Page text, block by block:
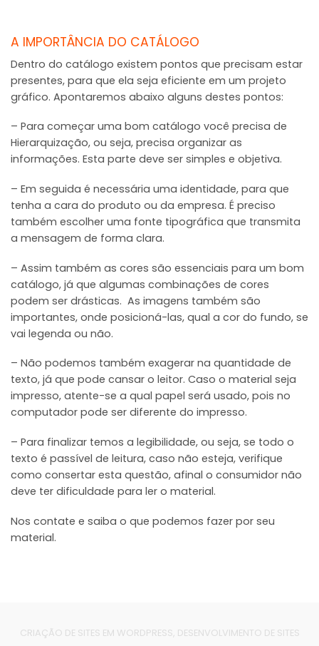
A IMPORTÂNCIA DO CATÁLOGO
Dentro do catálogo existem pontos que precisam estar
presentes, para que ela seja eficiente em um projeto
gráfico. Apontaremos abaixo alguns destes pontos:
– Para começar uma bom catálogo você precisa de
Hierarquização, ou seja, precisa organizar as
informações. Esta parte deve ser simples e objetiva.
– Em seguida é necessária uma identidade, para que
tenha a cara do produto ou da empresa. É preciso
também escolher uma fonte tipográfica que transmita
a mensagem de forma clara.
– Assim também as cores são essenciais para um bom
catálogo, já que algumas combinações de cores
podem ser drásticas. As imagens também são
importantes, onde posicioná-las, qual a cor do fundo, se
vai legenda ou não.
– Não podemos também exagerar na quantidade de
texto, já que pode cansar o leitor. Caso o material seja
impresso, atente-se a qual papel será usado, pois no
computador pode ser diferente do impresso.
– Para finalizar temos a legibilidade, ou seja, se todo o
texto é passível de leitura, caso não esteja, verifique
como consertar esta questão, afinal o consumidor não
deve ter dificuldade para ler o material.
Nos contate e saiba o que podemos fazer por seu
material.
CRIAÇÃO DE SITES EM WORDPRESS, DESENVOLVIMENTO DE SITES